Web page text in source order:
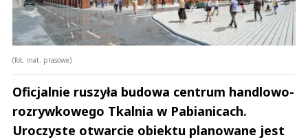
(fot. mat. prasowe)
Oficjalnie ruszyła budowa centrum handlowo-
rozrywkowego Tkalnia w Pabianicach.
Uroczyste otwarcie obiektu planowane jest